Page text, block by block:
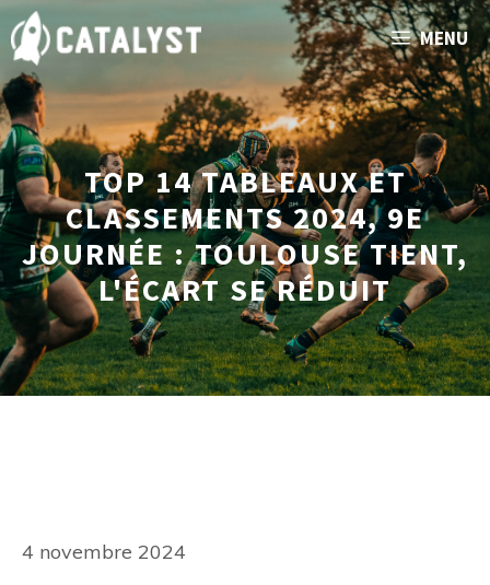
Aller
au
contenu
MENU
TOP 14 TABLEAUX ET
CLASSEMENTS 2024, 9E
JOURNÉE : TOULOUSE TIENT,
L'ÉCART SE RÉDUIT
4 novembre 2024